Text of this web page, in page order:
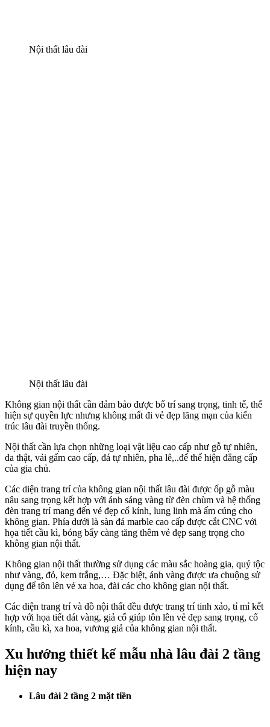
Nội thất lâu đài
Nội thất lâu đài
Không gian nội thất cần đảm bảo được bố trí sang trọng, tinh tế, thể
hiện sự quyền lực nhưng không mất đi vẻ đẹp lãng mạn của kiến
trúc lâu đài truyền thống.
Nội thất cần lựa chọn những loại vật liệu cao cấp như gỗ tự nhiên,
da thật, vải gấm cao cấp, đá tự nhiên, pha lê,..để thể hiện đẳng cấp
của gia chủ.
Các diện trang trí của không gian nội thất lâu đài được ốp gỗ màu
nâu sang trọng kết hợp với ánh sáng vàng từ đèn chùm và hệ thống
đèn trang trí mang đến vẻ đẹp cổ kính, lung linh mà ấm cúng cho
không gian. Phía dưới là sàn đá marble cao cấp được cắt CNC với
họa tiết cầu kì, bóng bẩy càng tăng thêm vẻ đẹp sang trọng cho
không gian nội thất.
Không gian nội thất thường sử dụng các màu sắc hoàng gia, quý tộc
như vàng, đỏ, kem trắng,… Đặc biệt, ánh vàng được ưa chuộng sử
dụng để tôn lên vẻ xa hoa, đài các cho không gian nội thất.
Các diện trang trí và đồ nội thất đều được trang trí tinh xảo, tỉ mỉ kết
hợp với họa tiết dát vàng, giả cổ giúp tôn lên vẻ đẹp sang trọng, cổ
kính, cầu kì, xa hoa, vương giả của không gian nội thất.
Xu hướng thiết kế mẫu nhà lâu đài 2 tầng
hiện nay
Lâu đài 2 tầng 2 mặt tiền